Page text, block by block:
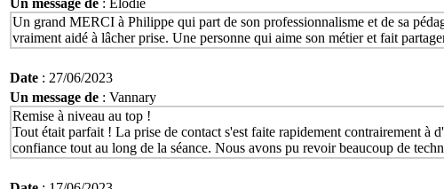
Un message de : Elodie
Un grand MERCI à Philippe qui part de son professionnalisme et de sa
vraiment aidé à lâcher prise. Une personne qui aime son métier et fait
Date : 27/06/2023
Un message de : Vannary
Remise à niveau au top !
Tout était parfait ! La prise de contact s'est faite rapidement contrairement à
confiance tout au long de la séance. Nous avons pu revoir beaucoup de